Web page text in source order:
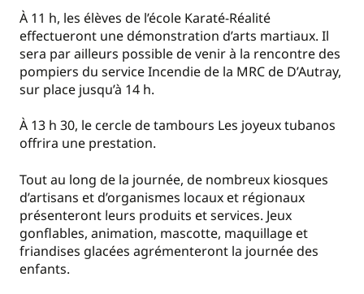
À 11 h, les élèves de l’école Karaté-Réalité
effectueront une démonstration d’arts martiaux. Il
sera par ailleurs possible de venir à la rencontre des
pompiers du service Incendie de la MRC de D’Autray,
sur place jusqu’à 14 h.
À 13 h 30, le cercle de tambours Les joyeux tubanos
offrira une prestation.
Tout au long de la journée, de nombreux kiosques
d’artisans et d’organismes locaux et régionaux
présenteront leurs produits et services. Jeux
gonflables, animation, mascotte, maquillage et
friandises glacées agrémenteront la journée des
enfants.